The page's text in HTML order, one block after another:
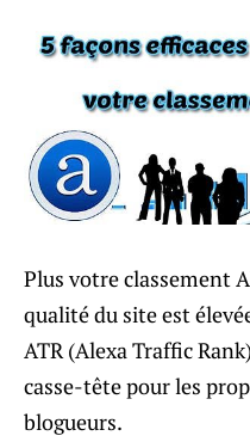
Plus votre classement
qualité du site est
ATR (Alexa Traffic
casse-tête pour les
blogueurs.